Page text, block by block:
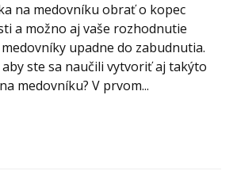
na medovníku obrať o kopec
a možno aj vaše rozhodnutie
upadne do zabudnutia.
ste sa naučili vytvoriť aj takýto
medovníku? V prvom...